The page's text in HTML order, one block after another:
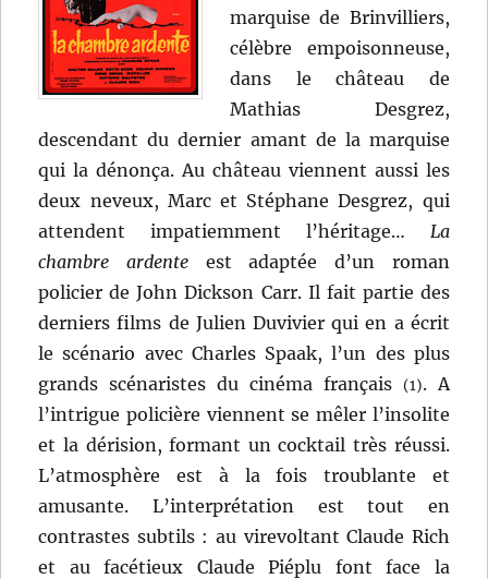
marquise de Brinvilliers,
célèbre empoisonneuse,
dans le château de
Mathias Desgrez,
descendant du dernier amant de la marquise
qui la dénonça. Au château viennent aussi les
deux neveux, Marc et Stéphane Desgrez, qui
attendent impatiemment l’héritage… La
chambre ardenteest adaptée d’un roman
policier de John Dickson Carr. Il fait partie des
derniers films de Julien Duvivier qui en a écrit
le scénario avec Charles Spaak, l’un des plus
grands scénaristes du cinéma français
(1). A
l’intrigue policière viennent se mêler l’insolite
et la dérision, formant un cocktail très réussi.
L’atmosphère est à la fois troublante et
amusante. L’interprétation est tout en
contrastes subtils : au virevoltant Claude Rich
et au facétieux Claude Piéplu font face la